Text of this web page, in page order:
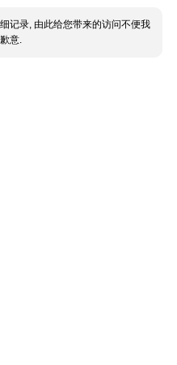
记录, 由此给您带来的访问不便我
意.